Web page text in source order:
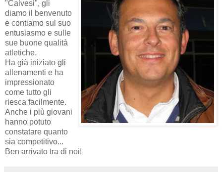
"Calvesi", gli
diamo il benvenuto
e contiamo sul suo
entusiasmo e sulle
sue buone qualità
atletiche.
Ha già iniziato gli
allenamenti e ha
impressionato
come tutto gli
riesca facilmente.
Anche i più giovani
hanno potuto
constatare quanto
sia competitivo...
Ben arrivato tra di noi!